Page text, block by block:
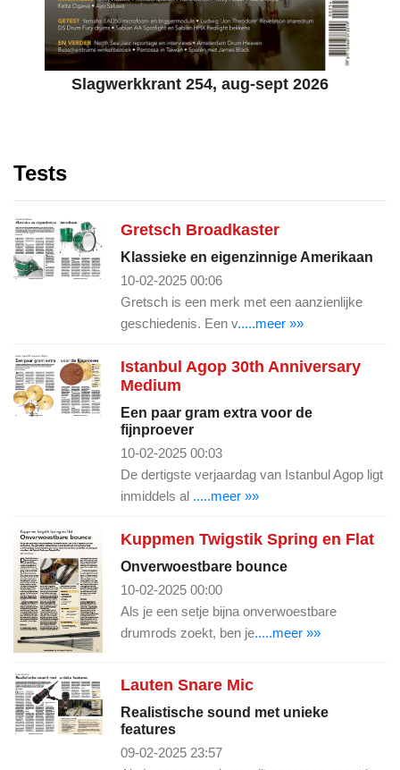
Slagwerkkrant 254, aug-sept 2026
Tests
Gretsch Broadkaster
Klassieke en eigenzinnige Amerikaan
10-02-2025 00:06
Gretsch is een merk met een aanzienlijke
geschiedenis. Een v.....meer »»
Istanbul Agop 30th Anniversary
Medium
Een paar gram extra voor de
fijnproever
10-02-2025 00:03
De dertigste verjaardag van Istanbul Agop ligt
inmiddels al .....meer »»
Kuppmen Twigstik Spring en Flat
Onverwoestbare bounce
10-02-2025 00:00
Als je een setje bijna onverwoestbare
drumrods zoekt, ben je.....meer »»
Lauten Snare Mic
Realistische sound met unieke
features
09-02-2025 23:57